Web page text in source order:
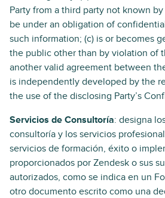
Party from a third party not known
be under an obligation of
such information; (c) is or becomes
the public other than by violation of
another valid agreement between
is independently developed by the
the use of the disclosing Party’s
Servicios de Consultoría: designa
consultoría y los servicios
servicios de formación, éxito o
proporcionados por Zendesk o sus
autorizados, como se indica en un
otro documento escrito como una